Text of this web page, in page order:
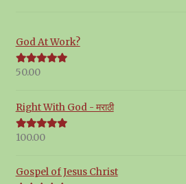
God At Work?
Rated5.00
50.00
Right With God - मराठी
Rated5.00
100.00
Gospel of Jesus Christ